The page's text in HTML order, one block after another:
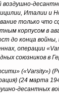
Италии и
только что
корпусом в
до конца войны,
операции
союзников в
(«Varsity»)
(24 марта
десантных